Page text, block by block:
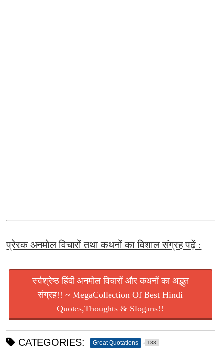
प्रेरक अनमोल विचारों तथा कथनों का विशाल संग्रह पढ़ें :
सर्वश्रेष्ठ हिंदी अनमोल विचारों और कथनों का अद्भुत
संग्रह!! ~ MegaCollection Of Best Hindi
Quotes,Thoughts & Slogans!!
CATEGORIES: Great Quotations 183